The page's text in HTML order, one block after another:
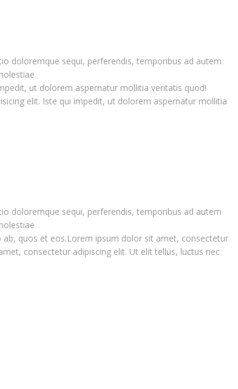
doloremque sequi, perferendis, temporibus ad autem
ut dolorem aspernatur mollitia veritatis quod!
elit. Iste qui impedit, ut dolorem aspernatur mollitia
doloremque sequi, perferendis, temporibus ad autem
quos et eos.Lorem ipsum dolor sit amet, consectetur
consectetur adipiscing elit. Ut elit tellus, luctus nec